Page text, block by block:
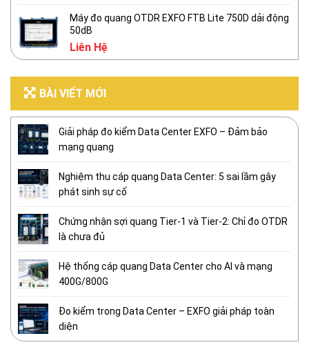
Máy đo quang OTDR EXFO FTB Lite 750D dải động
50dB
Liên Hệ
BÀI VIẾT MỚI
Giải pháp đo kiểm Data Center EXFO – Đảm bảo
mạng quang
Nghiệm thu cáp quang Data Center: 5 sai lầm gây
phát sinh sự cố
Chứng nhận sợi quang Tier-1 và Tier-2: Chỉ đo OTDR
là chưa đủ
Hệ thống cáp quang Data Center cho AI và mạng
400G/800G
Đo kiểm trong Data Center – EXFO giải pháp toàn
diện